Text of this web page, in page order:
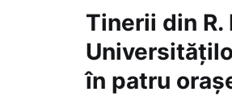
Tinerii din
în patru